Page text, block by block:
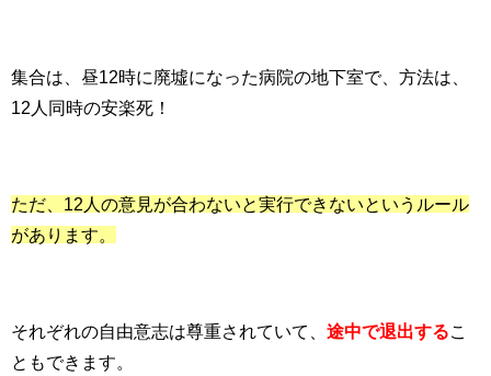
集合は、昼12時に廃墟になった病院の地下室で、方法は、
12人同時の安楽死！
ただ、12人の意見が合わないと実行できないというルール
があります。
それぞれの自由意志は尊重されていて、 途中で退出する こ
ともできます。